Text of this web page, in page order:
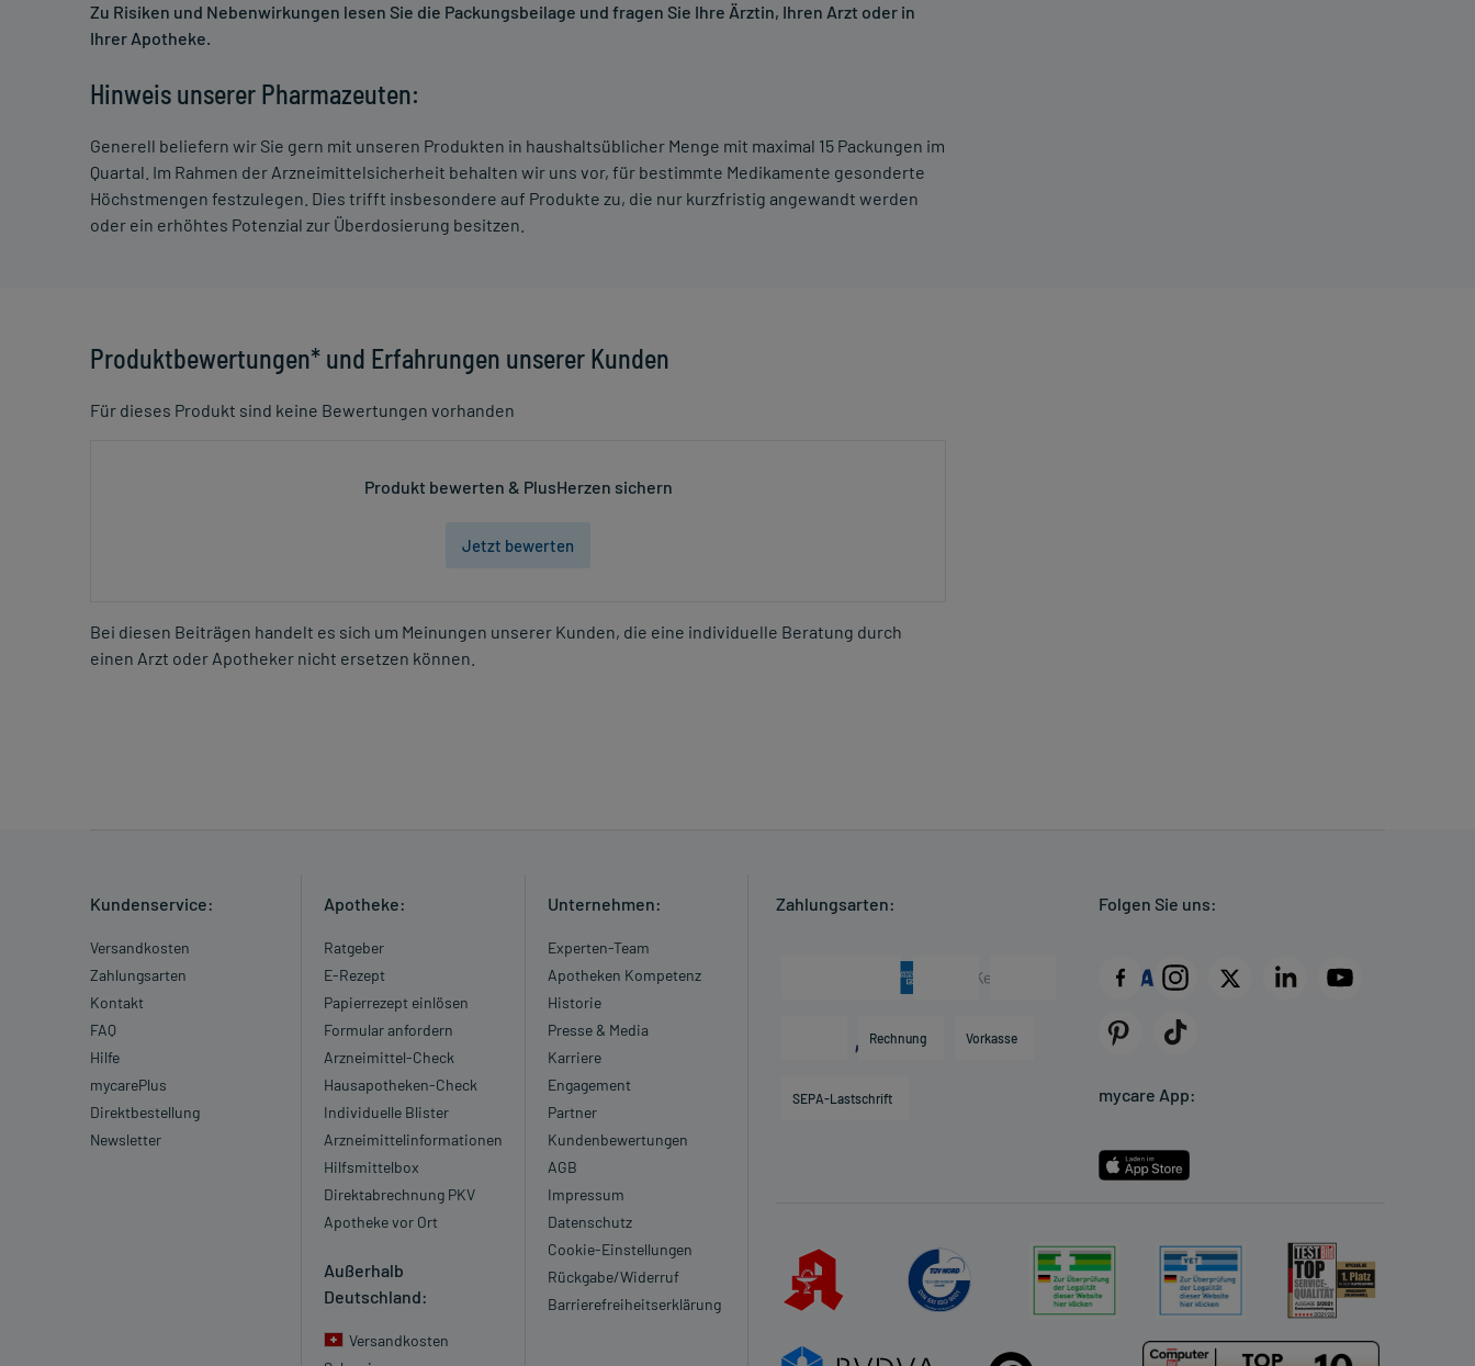
Zu Risiken und Nebenwirkungen lesen Sie die Packungsbeilage und fragen Sie Ihre Ärztin, Ihren Arzt oder in
Ihrer Apotheke.
Hinweis unserer Pharmazeuten:
Generell beliefern wir Sie gern mit unseren Produkten in haushaltsüblicher Menge mit maximal 15 Packungen im
Quartal. Im Rahmen der Arzneimittelsicherheit behalten wir uns vor, für bestimmte Medikamente gesonderte
Höchstmengen festzulegen. Dies trifft insbesondere auf Produkte zu, die nur kurzfristig angewandt werden
oder ein erhöhtes Potenzial zur Überdosierung besitzen.
Produktbewertungen* und Erfahrungen unserer Kunden
Für dieses Produkt sind keine Bewertungen vorhanden
Produkt bewerten & PlusHerzen sichern
Jetzt bewerten
Bei diesen Beiträgen handelt es sich um Meinungen unserer Kunden, die eine individuelle Beratung durch
einen Arzt oder Apotheker nicht ersetzen können.
Kundenservice:
Versandkosten
Zahlungsarten
Kontakt
FAQ
Hilfe
mycarePlus
Direktbestellung
Newsletter
Apotheke:
Ratgeber
E-Rezept
Papierrezept einlösen
Formular anfordern
Arzneimittel-Check
Hausapotheken-Check
Individuelle Blister
Arzneimittelinformationen
Hilfsmittelbox
Direktabrechnung PKV
Apotheke vor Ort
Außerhalb
Deutschland:
Versandkosten
Unternehmen:
Experten-Team
Apotheken Kompetenz
Historie
Presse & Media
Karriere
Engagement
Partner
Kundenbewertungen
AGB
Impressum
Datenschutz
Cookie-Einstellungen
Rückgabe/Widerruf
Barrierefreiheitserklärung
Zahlungsarten:
Rechnung Vorkasse
SEPA-Lastschrift
Folgen Sie uns:
mycare App: